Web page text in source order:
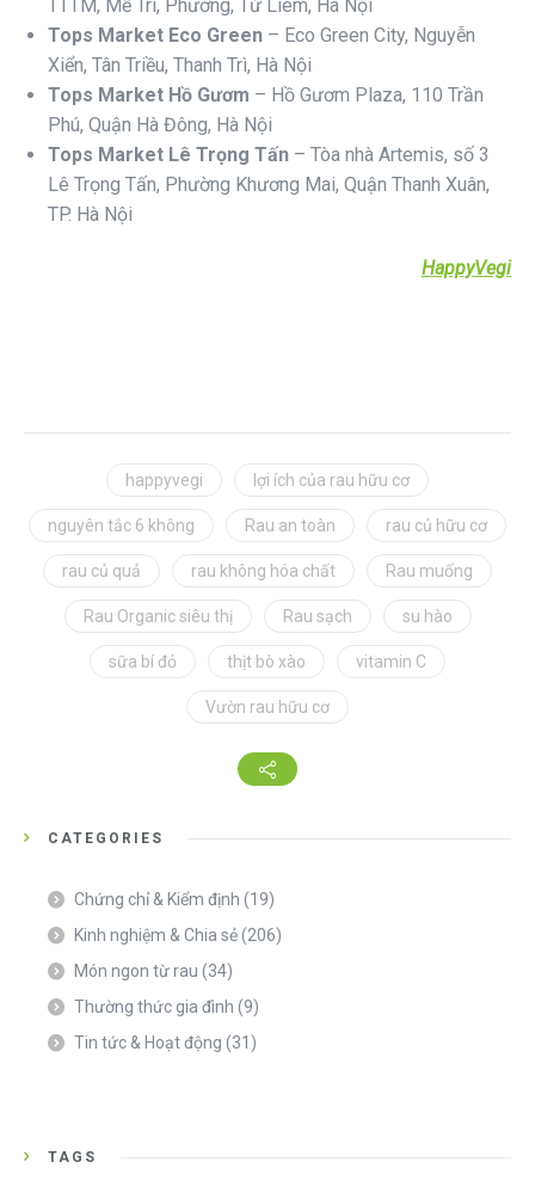
TTTM, Mễ Trì, Phường, Từ Liêm, Hà Nội
Tops Market Eco Green – Eco Green City, Nguyễn
Xiển, Tân Triều, Thanh Trì, Hà Nội
Tops Market Hồ Gươm – Hồ Gươm Plaza, 110 Trần
Phú, Quận Hà Đông, Hà Nội
Tops Market Lê Trọng Tấn – Tòa nhà Artemis, số 3
Lê Trọng Tấn, Phường Khương Mai, Quận Thanh Xuân,
TP. Hà Nội
HappyVegi
happyvegi lợi ích của rau hữu cơ
nguyên tắc 6 không Rau an toàn rau củ hữu cơ
rau củ quả rau không hóa chất Rau muống
Rau Organic siêu thị Rau sạch su hào
sữa bí đỏ thịt bò xào vitamin C
Vườn rau hữu cơ
CATEGORIES
Chứng chỉ & Kiểm định (19)
Kinh nghiệm & Chia sẻ(206)
Món ngon từ rau (34)
Thường thức gia đình (9)
Tin tức & Hoạt động (31)
TAGS